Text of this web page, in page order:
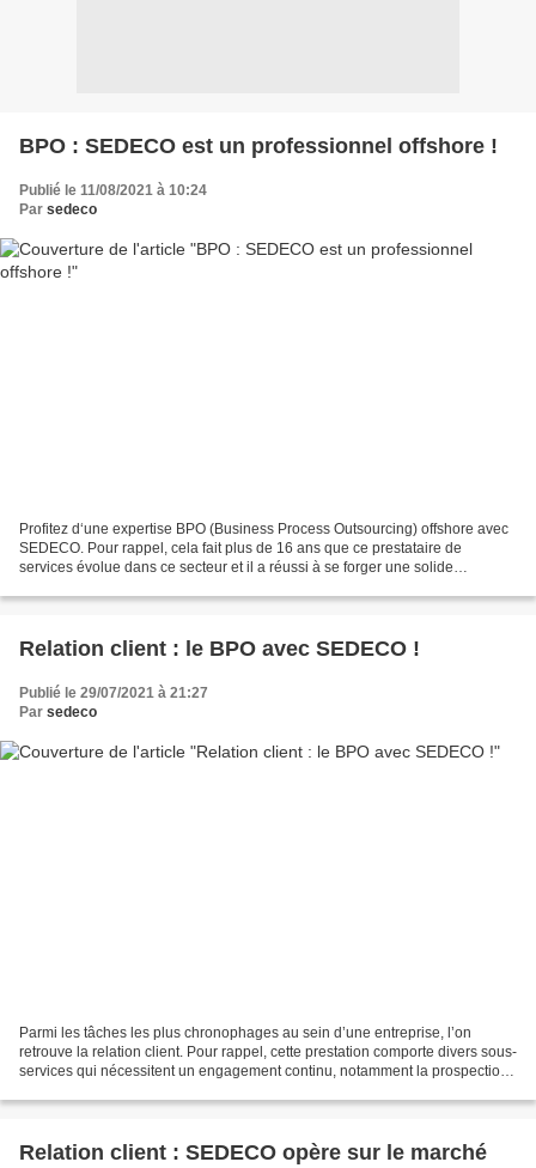
BPO : SEDECO est un professionnel offshore !
Publié le 11/08/2021 à 10:24
Par sedeco
Profitez d‘une expertise BPO (Business Process Outsourcing) offshore avec
SEDECO. Pour rappel, cela fait plus de 16 ans que ce prestataire de
services évolue dans ce secteur et il a réussi à se forger une solide
Relation client : le BPO avec SEDECO !
Publié le 29/07/2021 à 21:27
Par sedeco
Parmi les tâches les plus chronophages au sein d’une entreprise, l’on
retrouve la relation client. Pour rappel, cette prestation comporte divers sous-
services qui nécessitent un engagement continu, notamment la prospection
Relation client : SEDECO opère sur le marché